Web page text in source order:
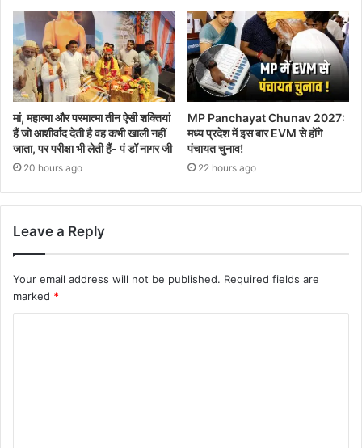
मां, महात्मा और परमात्मा तीन ऐसी शक्तियां
हैं जो आशीर्वाद देती है वह कभी खाली नहीं
जाता, पर परीक्षा भी लेती हैं- पं डॉ नागर जी
20 hours ago
MP Panchayat Chunav 2027:
मध्य प्रदेश में इस बार EVM से होंगे
पंचायत चुनाव!
22 hours ago
Leave a Reply
Your email address will not be published. Required fields are
marked *